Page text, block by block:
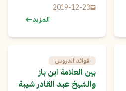
2019-12-23
المزيد
فوائد الدروس
بين العلامة ابن باز
والشيخ عبد القادر شيبة